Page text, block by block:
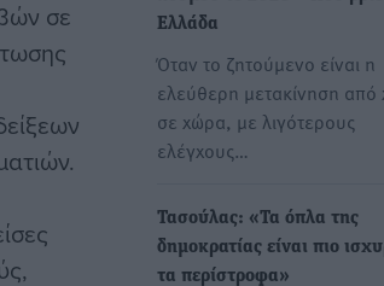
σε
Ελλάδα
Όταν το ζητούμενο είναι η
ελεύθερη μετακίνηση
σε χώρα, με λιγότερους
ελέγχους…
Τασούλας: «Τα όπλα της
δημοκρατίας είναι πιο
τα περίστροφα»